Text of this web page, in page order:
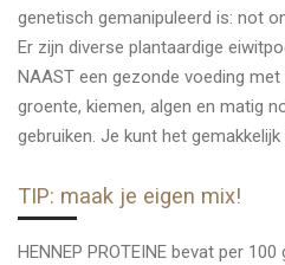
genetisch gemanipuleerd is: not
Er zijn diverse plantaardige
NAAST een gezonde voeding
groente, kiemen, algen en matig
gebruiken. Je kunt het
TIP: maak je eigen mix!
HENNEP PROTEINE bevat per